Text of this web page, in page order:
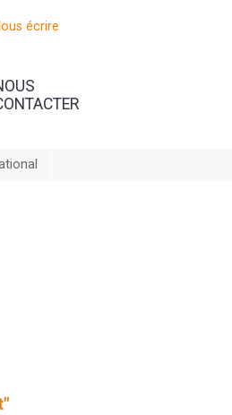
écrire